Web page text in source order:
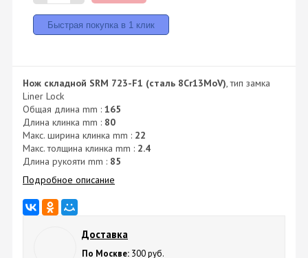
Нож складной SRM 723-F1 (сталь 8Cr13MoV), тип замка
Liner Lock
Общая длина mm : 165
Длина клинка mm : 80
Макс. ширина клинка mm : 22
Макс. толщина клинка mm : 2.4
Длина рукояти mm : 85
Подробное описание
Доставка
По Москве: 300 руб.